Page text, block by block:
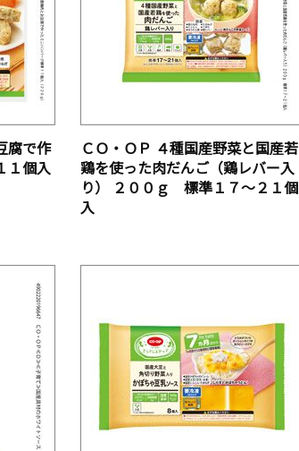
腐で作
１個入
ＣＯ・ＯＰ ４種国産野菜と国産若
鶏を使った肉だんご（鶏レバー入
り） ２００ｇ 標準１７～２１個
入